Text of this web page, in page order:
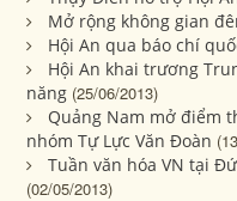
Mở rộng không gian
Hội An qua báo chí
Hội An khai trương
năng (25/06/2013)
Quảng Nam mở điểm
nhóm Tự Lực Văn Đoàn
Tuần văn hóa VN tại
(02/05/2013)